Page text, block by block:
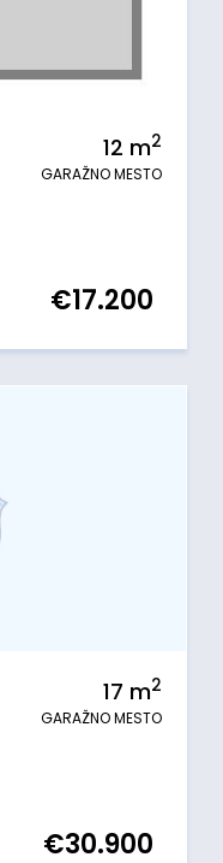
12 m2
GARAŽNO MESTO
€17.200
17 m2
GARAŽNO MESTO
€30.900